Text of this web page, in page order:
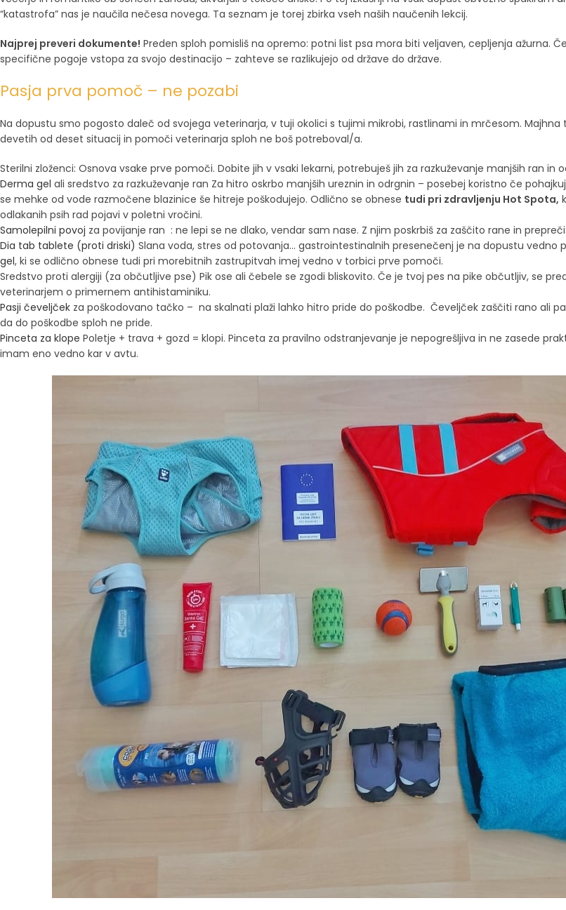
“katastrofa” nas je naučila nečesa novega. Ta seznam je torej zbirka vseh naših naučenih lekcij.
Najprej preveri dokumente! Preden sploh pomisliš na opremo: potni list psa mora biti veljaven, cepljenja ažurna.
specifične pogoje vstopa za svojo destinacijo – zahteve se razlikujejo od države do države.
Pasja prva pomoč – ne pozabi
Na dopustu smo pogosto daleč od svojega veterinarja, v tuji okolici s tujimi mikrobi, rastlinami in mrčesom.
devetih od deset situacij in pomoči veterinarja sploh ne boš potreboval/a.
Sterilni zloženci: Osnova vsake prve pomoči. Dobite jih v vsaki lekarni, potrebuješ jih za razkuževanje manjših ran in
Derma gel ali sredstvo za razkuževanje ran Za hitro oskrbo manjših ureznin in odrgnin – posebej koristno če
se mehke od vode razmočene blazinice še hitreje poškodujejo. Odlično se obnese tudi pri zdravljenju Hot Spota,
odlakanih psih rad pojavi v poletni vročini.
Samolepilni povoj za povijanje ran : ne lepi se ne dlako, vendar sam nase. Z njim poskrbiš za zaščito rane in
Dia tab tablete (proti driski) Slana voda, stres od potovanja… gastrointestinalnih presenečenj je na dopustu vedno
gel, ki se odlično obnese tudi pri morebitnih zastrupitvah imej vedno v torbici prve pomoči.
Sredstvo proti alergiji (za občutljive pse) Pik ose ali čebele se zgodi bliskovito. Če je tvoj pes na pike občutljiv, se
veterinarjem o primernem antihistaminiku.
Pasji čeveljček za poškodovano tačko – na skalnati plaži lahko hitro pride do poškodbe. Čeveljček zaščiti rano ali
da do poškodbe sploh ne pride.
Pinceta za klope Poletje + trava + gozd = klopi. Pinceta za pravilno odstranjevanje je nepogrešljiva in ne zasede
imam eno vedno kar v avtu.